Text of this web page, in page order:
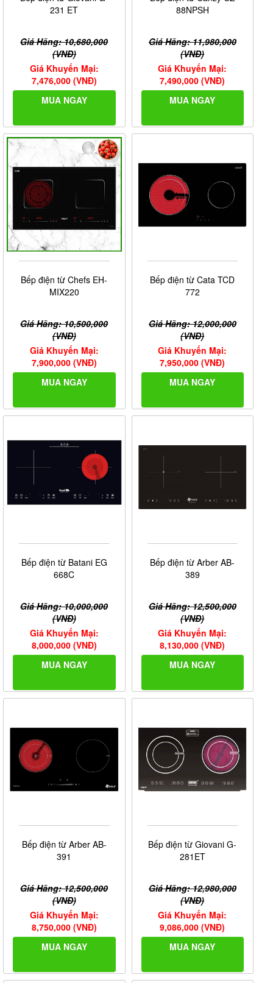
231 ET
Giá Hãng: 10,680,000
(VNĐ)
Giá Khuyến Mại:
7,476,000 (VNĐ)
MUA NGAY
88NPSH
Giá Hãng: 11,980,000
(VNĐ)
Giá Khuyến Mại:
7,490,000 (VNĐ)
MUA NGAY
Bếp điện từ Chefs EH-
MIX220
Giá Hãng: 10,500,000
(VNĐ)
Giá Khuyến Mại:
7,900,000 (VNĐ)
MUA NGAY
Bếp điện từ Cata TCD
772
Giá Hãng: 12,000,000
(VNĐ)
Giá Khuyến Mại:
7,950,000 (VNĐ)
MUA NGAY
Bếp điện từ Batani EG
668C
Giá Hãng: 10,000,000
(VNĐ)
Giá Khuyến Mại:
8,000,000 (VNĐ)
MUA NGAY
Bếp điện từ Arber AB-
389
Giá Hãng: 12,500,000
(VNĐ)
Giá Khuyến Mại:
8,130,000 (VNĐ)
MUA NGAY
Bếp điện từ Arber AB-
391
Giá Hãng: 12,500,000
(VNĐ)
Giá Khuyến Mại:
8,750,000 (VNĐ)
MUA NGAY
Bếp điện từ Giovani G-
281ET
Giá Hãng: 12,980,000
(VNĐ)
Giá Khuyến Mại:
9,086,000 (VNĐ)
MUA NGAY